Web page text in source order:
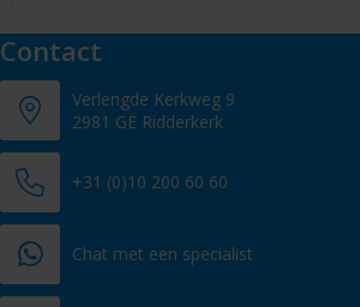
Contact
Verlengde Kerkweg 9
2981 GE Ridderkerk
+31 (0)10 200 60 60
Chat met een specialist